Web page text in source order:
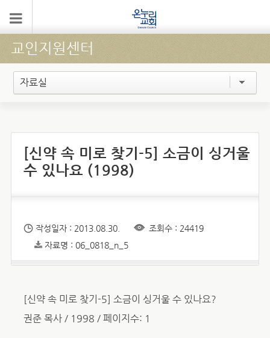
교인지원센터
자료실
[신약 속 미로 찾기-5] 소금이 싱거울
수 있나요 (1998)
작성일자 : 2013.08.30.
조회수 : 24419
자료명 : 06_0818_n_5
[신약 속 미로 찾기-5] 소금이 싱거울 수 있나요?
권준 목사 / 1998 / 페이지수: 1